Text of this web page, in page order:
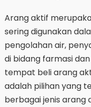
Arang aktif
sering digunakan
pengolahan air,
di bidang farmasi
tempat beli arang
adalah pilihan yang
berbagai jenis arang